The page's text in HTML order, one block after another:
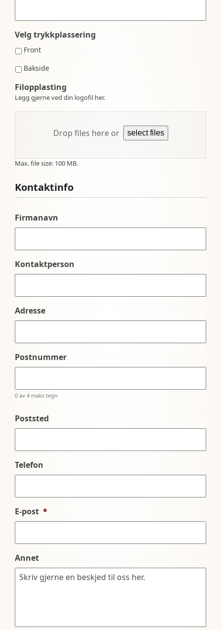
Velg trykkplassering
Front
Bakside
Filopplasting
Legg gjerne ved din logofil her.
Drop files here or select files
Max. file size: 100 MB.
Kontaktinfo
Firmanavn
Kontaktperson
Adresse
Postnummer
0 av 4 maks tegn
Poststed
Telefon
E-post *
Annet